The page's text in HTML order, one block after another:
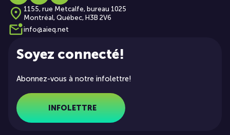
1155, rue Metcalfe, bureau 1025
Montréal, Québec, H3B 2V6
info@aieq.net
Soyez connecté!
Abonnez-vous à notre infolettre!
INFOLETTRE